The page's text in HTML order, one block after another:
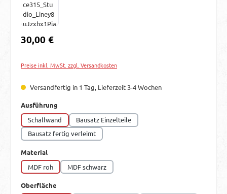
Regulärer Preis:
30,00 €
Preise inkl. MwSt. zzgl. Versandkosten
Versandfertig in 1 Tag, Lieferzeit 3-4 Wochen
Ausführung
Schallwand
Bausatz Einzelteile
Bausatz fertig verleimt
Material
MDF roh
MDF schwarz
Oberfläche